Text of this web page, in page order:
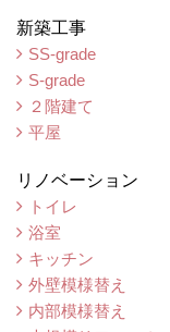
新築工事
SS-grade
S-grade
２階建て
平屋
リノベーション
トイレ
浴室
キッチン
外壁模様替え
内部模様替え